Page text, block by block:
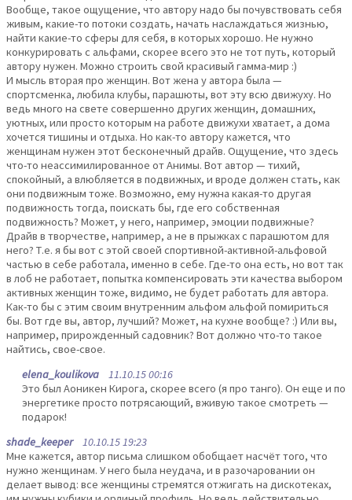
Вообще, такое ощущение, что автору надо бы почувствовать себя
живым, какие-то потоки создать, начать наслаждаться жизнью,
найти какие-то сферы для себя, в которых хорошо. Не нужно
конкурировать с альфами, скорее всего это не тот путь, который
автору нужен. Можно строить свой красивый гамма-мир :)
И мысль вторая про женщин. Вот жена у автора была —
спортсменка, любила клубы, парашюты, вот эту всю движуху. Но
ведь много на свете совершенно других женщин, домашних,
уютных, или просто которым на работе движухи хватает, а дома
хочется тишины и отдыха. Но как-то автору кажется, что
женщинам нужен этот бесконечный драйв. Ощущение, что здесь
что-то неассимилированное от Анимы. Вот автор — тихий,
спокойный, а влюбляется в подвижных, и вроде должен стать, как
они подвижным тоже. Возможно, ему нужна какая-то другая
подвижность тогда, поискать бы, где его собственная
подвижность? Может, у него, например, эмоции подвижные?
Драйв в творчестве, например, а не в прыжках с парашютом для
него? Т.е. я бы вот с этой своей спортивной-активной-альфовой
частью в себе работала, именно в себе. Где-то она есть, но вот так
в лоб не работает, попытка компенсировать эти качества выбором
активных женщин тоже, видимо, не будет работать для автора.
Как-то бы с этим своим внутренним альфом альфой помириться
бы. Вот где вы, автор, лучший? Может, на кухне вообще? :) Или вы,
например, прирожденный садовник? Вот должно что-то такое
найтись, свое-свое.
elena_koulikova 11.10.15 00:16
Это был Аоникен Кирога, скорее всего (я про танго). Он еще и по
энергетике просто потрясающий, вживую такое смотреть —
подарок!
shade_keeper10.10.15 19:23
Мне кажется, автор письма слишком обобщает насчёт того, что
нужно женщинам. У него была неудача, и в разочаровании он
делает вывод: все женщины стремятся отжигать на дискотеках,